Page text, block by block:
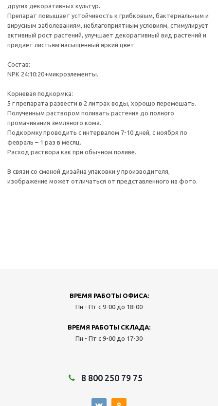
других декоративных культур.
Препарат повышает устойчивость к грибковым, бактериальным и
вирусным заболеваниям, неблагоприятным условиям, стимулирует
активный рост растений, улучшает декоративный вид растений и
придает листьям насыщенный яркий цвет.
Состав:
NPK 24:10:20+микроэлементы.
Корневая подкормка:
5 г препарата развести в 2 литрах воды, хорошо перемешать.
Полученным раствором поливать растения до полного
промачивания земляного кома.
Подкормку проводить с интервалом 7-10 дней, с ноября по
февраль – 1 раз в месяц.
Расход раствора как при обычном поливе.
В связи со сменой дизайна упаковки у производителя,
изображение может отличаться от представленного на фото.
ВРЕМЯ РАБОТЫ ОФИСА:
Пн - Пт с 9-00 до 18-00
ВРЕМЯ РАБОТЫ СКЛАДА:
Пн - Пт с 9-00 до 17-30
8 800 250 79 75